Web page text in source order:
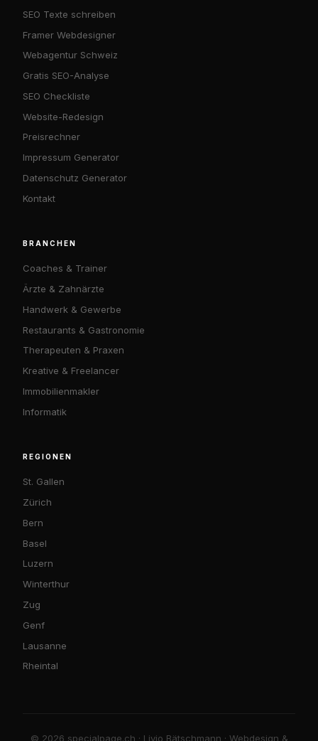
SEO Texte schreiben
Framer Webdesigner
Webagentur Schweiz
Gratis SEO-Analyse
SEO Checkliste
Website-Redesign
Preisrechner
Impressum Generator
Datenschutz Generator
Kontakt
BRANCHEN
Coaches & Trainer
Ärzte & Zahnärzte
Handwerk & Gewerbe
Restaurants & Gastronomie
Therapeuten & Praxen
Kreative & Freelancer
Immobilienmakler
Informatik
REGIONEN
St. Gallen
Zürich
Bern
Basel
Luzern
Winterthur
Zug
Genf
Lausanne
Rheintal
© 2026 specialpage.ch · Livio Bätschmann · Webdesign &